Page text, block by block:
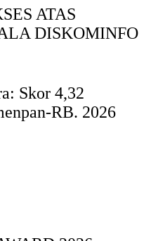
ATAS
DISKOMINFO
Skor 4,32
RB. 2026